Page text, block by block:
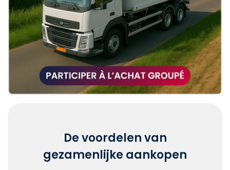
De voordelen van
gezamenlijke aankopen